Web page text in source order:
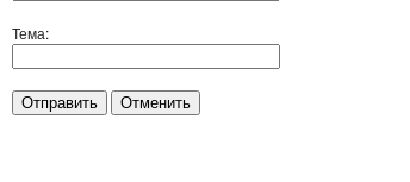
Тема:
Отправить Отменить